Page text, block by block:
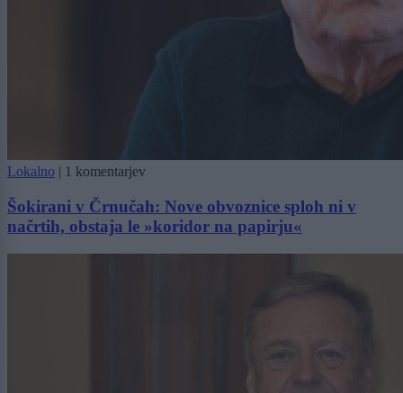
Lokalno | 1 komentarjev
Šokirani v Črnučah: Nove obvoznice sploh ni v
načrtih, obstaja le »koridor na papirju«